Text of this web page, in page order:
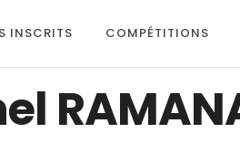
INSCRITS COMPÉTITIONS